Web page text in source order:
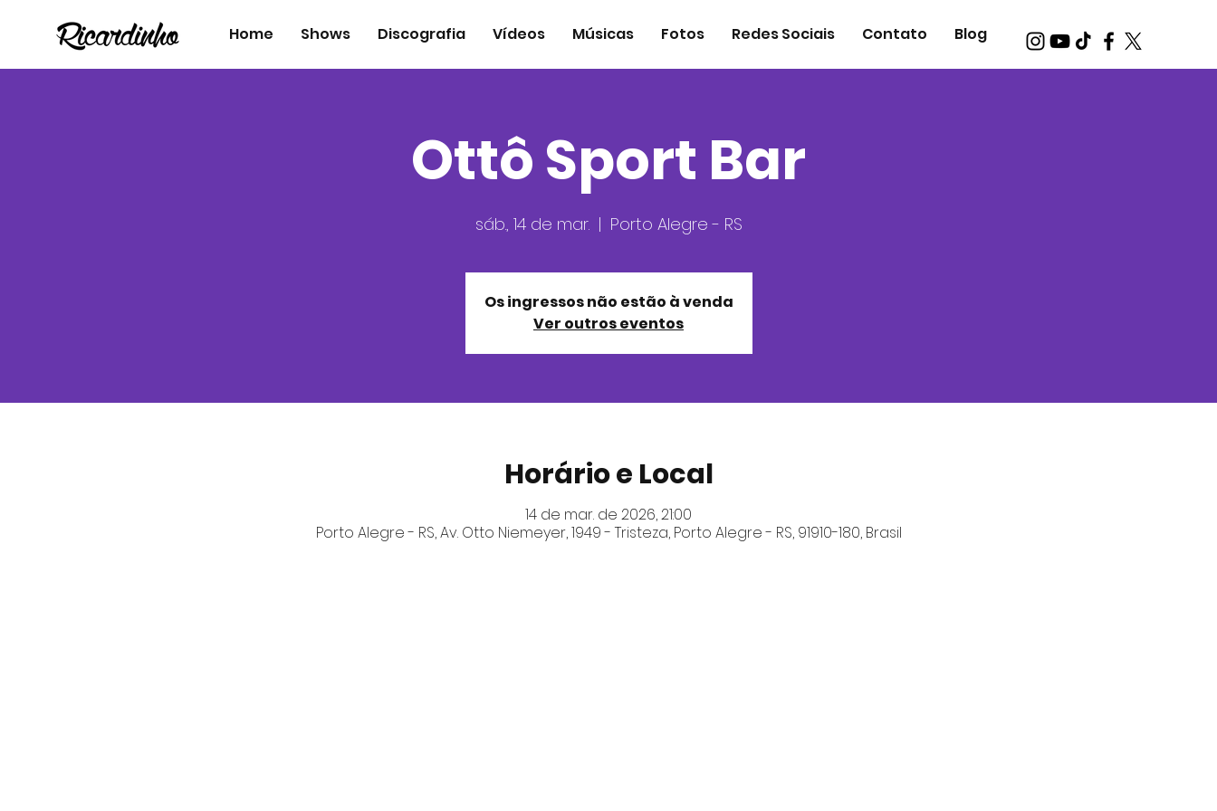
Home Shows Discografia Vídeos Músicas Fotos Redes Sociais Contato Blog
Ottô Sport Bar
sáb., 14 de mar.
  |
Porto Alegre - RS
Os ingressos não estão à venda
Ver outros eventos
Horário e Local
14 de mar. de 2026, 21:00
Porto Alegre - RS, Av. Otto Niemeyer, 1949 - Tristeza, Porto Alegre - RS, 91910-180, Brasil